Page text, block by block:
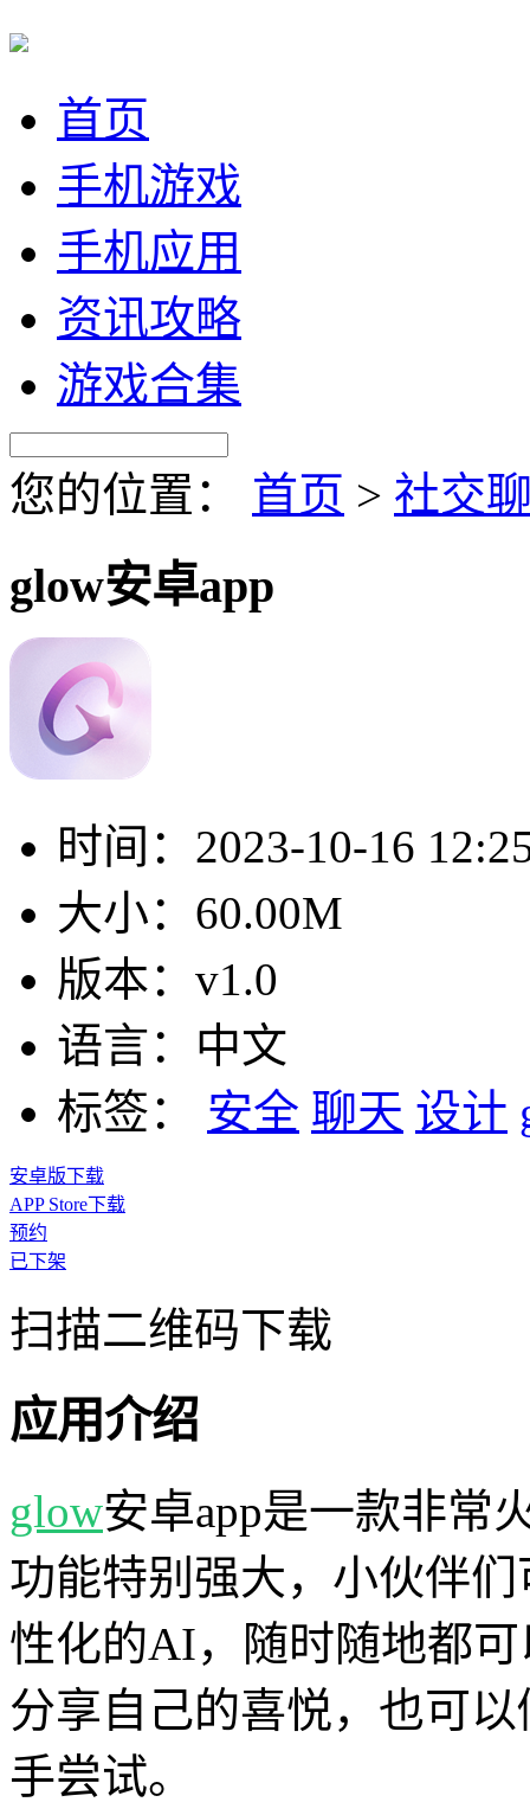
首页
手机游戏
手机应用
资讯攻略
游戏合集
您的位置： 首页 > 社交
glow安卓app
时间： 2023-10-16
大小： 60.00M
版本： v1.0
语言： 中文
标签：
安全 聊天 设计
安卓版下载
APP Store下载
预约
已下架
扫描二维码下载
应用介绍
glow安卓app是一款非常
功能特别强大，小伙伴
性化的AI，随时随地都
分享自己的喜悦，也可
手尝试。